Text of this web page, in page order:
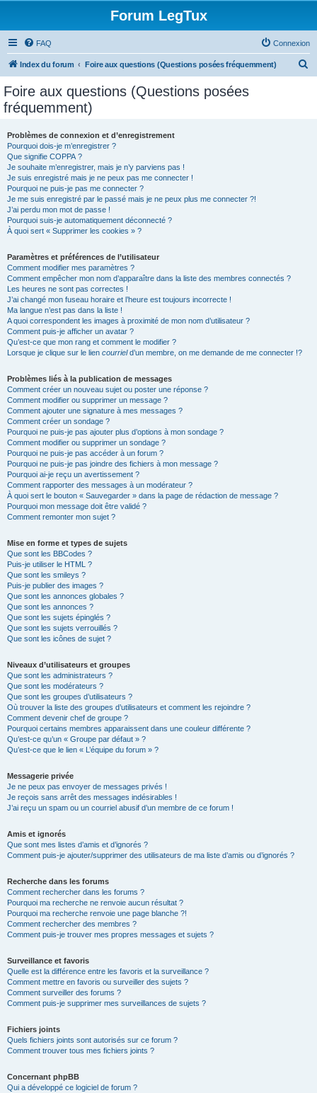
Forum LegTux
FAQ Connexion
Index du forum Foire aux questions (Questions posées fréquemment)
Foire aux questions (Questions posées
fréquemment)
Problèmes de connexion et d’enregistrement
Pourquoi dois-je m’enregistrer ?
Que signifie COPPA ?
Je souhaite m’enregistrer, mais je n’y parviens pas !
Je suis enregistré mais je ne peux pas me connecter !
Pourquoi ne puis-je pas me connecter ?
Je me suis enregistré par le passé mais je ne peux plus me connecter ?!
J’ai perdu mon mot de passe !
Pourquoi suis-je automatiquement déconnecté ?
À quoi sert « Supprimer les cookies » ?
Paramètres et préférences de l’utilisateur
Comment modifier mes paramètres ?
Comment empêcher mon nom d’apparaître dans la liste des membres connectés ?
Les heures ne sont pas correctes !
J’ai changé mon fuseau horaire et l’heure est toujours incorrecte !
Ma langue n’est pas dans la liste !
A quoi correspondent les images à proximité de mon nom d’utilisateur ?
Comment puis-je afficher un avatar ?
Qu’est-ce que mon rang et comment le modifier ?
Lorsque je clique sur le lien courrield’un membre, on me demande de me connecter !?
Problèmes liés à la publication de messages
Comment créer un nouveau sujet ou poster une réponse ?
Comment modifier ou supprimer un message ?
Comment ajouter une signature à mes messages ?
Comment créer un sondage ?
Pourquoi ne puis-je pas ajouter plus d’options à mon sondage ?
Comment modifier ou supprimer un sondage ?
Pourquoi ne puis-je pas accéder à un forum ?
Pourquoi ne puis-je pas joindre des fichiers à mon message ?
Pourquoi ai-je reçu un avertissement ?
Comment rapporter des messages à un modérateur ?
À quoi sert le bouton « Sauvegarder » dans la page de rédaction de message ?
Pourquoi mon message doit être validé ?
Comment remonter mon sujet ?
Mise en forme et types de sujets
Que sont les BBCodes ?
Puis-je utiliser le HTML ?
Que sont les smileys ?
Puis-je publier des images ?
Que sont les annonces globales ?
Que sont les annonces ?
Que sont les sujets épinglés ?
Que sont les sujets verrouillés ?
Que sont les icônes de sujet ?
Niveaux d’utilisateurs et groupes
Que sont les administrateurs ?
Que sont les modérateurs ?
Que sont les groupes d’utilisateurs ?
Où trouver la liste des groupes d’utilisateurs et comment les rejoindre ?
Comment devenir chef de groupe ?
Pourquoi certains membres apparaissent dans une couleur différente ?
Qu’est-ce qu’un « Groupe par défaut » ?
Qu’est-ce que le lien « L’équipe du forum » ?
Messagerie privée
Je ne peux pas envoyer de messages privés !
Je reçois sans arrêt des messages indésirables !
J’ai reçu un spam ou un courriel abusif d’un membre de ce forum !
Amis et ignorés
Que sont mes listes d’amis et d’ignorés ?
Comment puis-je ajouter/supprimer des utilisateurs de ma liste d’amis ou d’ignorés ?
Recherche dans les forums
Comment rechercher dans les forums ?
Pourquoi ma recherche ne renvoie aucun résultat ?
Pourquoi ma recherche renvoie une page blanche ?!
Comment rechercher des membres ?
Comment puis-je trouver mes propres messages et sujets ?
Surveillance et favoris
Quelle est la différence entre les favoris et la surveillance ?
Comment mettre en favoris ou surveiller des sujets ?
Comment surveiller des forums ?
Comment puis-je supprimer mes surveillances de sujets ?
Fichiers joints
Quels fichiers joints sont autorisés sur ce forum ?
Comment trouver tous mes fichiers joints ?
Concernant phpBB
Qui a développé ce logiciel de forum ?